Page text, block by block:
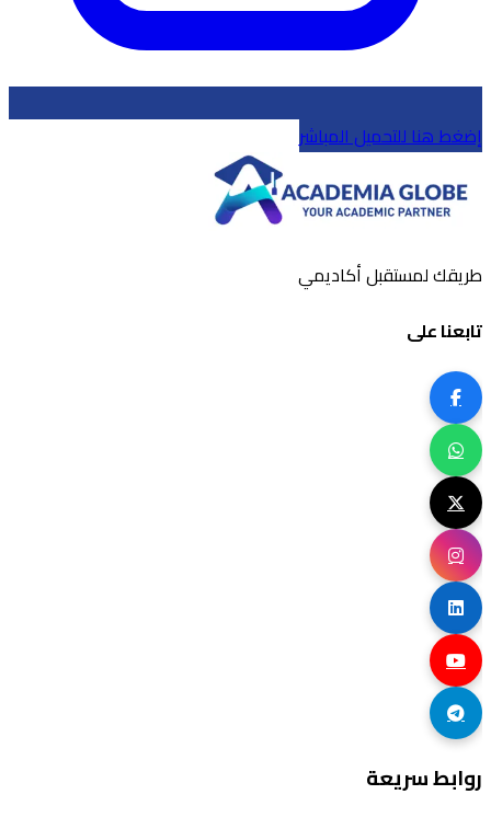
إضغط هنا للتحميل المباشر
طريقك لمستقبل أكاديمي
تابعنا على
روابط سريعة